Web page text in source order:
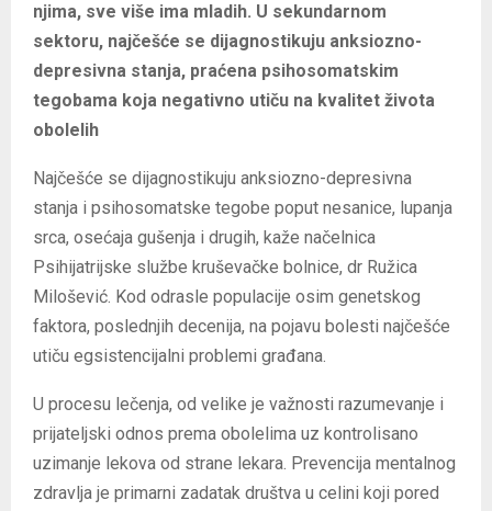
njima, sve više ima mladih. U sekundarnom
sektoru, najčešće se dijagnostikuju anksiozno-
depresivna stanja, praćena psihosomatskim
tegobama koja negativno utiču na kvalitet života
obolelih
Najčešće se dijagnostikuju anksiozno-depresivna
stanja i psihosomatske tegobe poput nesanice, lupanja
srca, osećaja gušenja i drugih, kaže načelnica
Psihijatrijske službe kruševačke bolnice, dr Ružica
Milošević. Kod odrasle populacije osim genetskog
faktora, poslednjih decenija, na pojavu bolesti najčešće
utiču egsistencijalni problemi građana.
U procesu lečenja, od velike je važnosti razumevanje i
prijateljski odnos prema obolelima uz kontrolisano
uzimanje lekova od strane lekara. Prevencija mentalnog
zdravlja je primarni zadatak društva u celini koji pored